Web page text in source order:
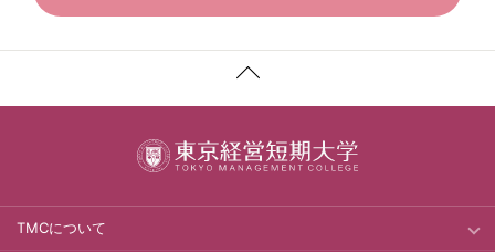
TMCについて